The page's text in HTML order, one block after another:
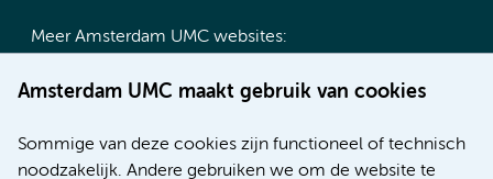
Amsterdam UMC maakt gebruik van cookies
Sommige van deze cookies zijn functioneel of technisch
noodzakelijk. Andere gebruiken we om de website te
Meer Amsterdam UMC websites:
Werken bij Amsterdam UMC
Nieuws
Research